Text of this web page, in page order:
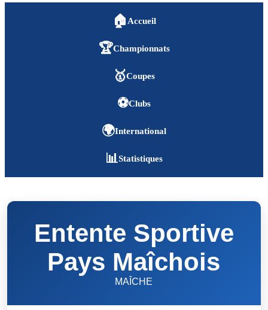
🏠 Accueil
🏆Championnats
🥇Coupes
⚽Clubs
🌍International
📊Statistiques
Entente Sportive
Pays Maîchois
MAÎCHE